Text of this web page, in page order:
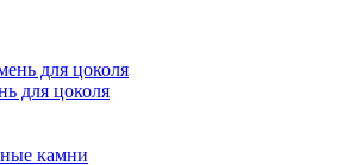
для цоколя